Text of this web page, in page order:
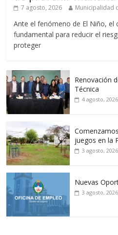
7 agosto, 2026 Municipalidad
Ante el fenómeno de El Niño,
fundamental para reducir el
proteger
Renovación
Técnica
4 agosto, 2026
juegos en la
3 agosto, 2026
Nuevas
3 agosto, 2026